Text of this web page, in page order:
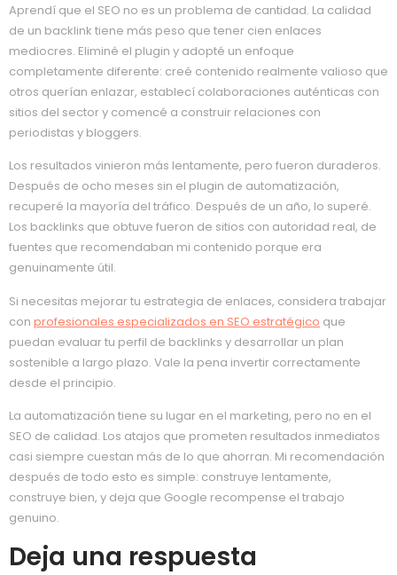
Aprendí que el SEO no es un problema de cantidad. La calidad
de un backlink tiene más peso que tener cien enlaces
mediocres. Eliminé el plugin y adopté un enfoque
completamente diferente: creé contenido realmente valioso que
otros querían enlazar, establecí colaboraciones auténticas con
sitios del sector y comencé a construir relaciones con
periodistas y bloggers.
Los resultados vinieron más lentamente, pero fueron duraderos.
Después de ocho meses sin el plugin de automatización,
recuperé la mayoría del tráfico. Después de un año, lo superé.
Los backlinks que obtuve fueron de sitios con autoridad real, de
fuentes que recomendaban mi contenido porque era
genuinamente útil.
Si necesitas mejorar tu estrategia de enlaces, considera trabajar
con profesionales especializados en SEO estratégico que
puedan evaluar tu perfil de backlinks y desarrollar un plan
sostenible a largo plazo. Vale la pena invertir correctamente
desde el principio.
La automatización tiene su lugar en el marketing, pero no en el
SEO de calidad. Los atajos que prometen resultados inmediatos
casi siempre cuestan más de lo que ahorran. Mi recomendación
después de todo esto es simple: construye lentamente,
construye bien, y deja que Google recompense el trabajo
genuino.
Deja una respuesta